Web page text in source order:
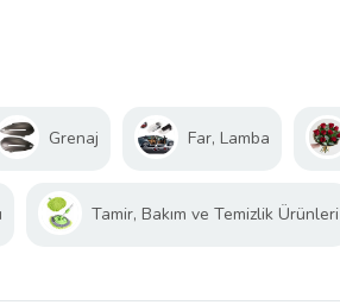
Grenaj Far, Lamba
Tamir, Bakım ve Temizlik Ürünleri